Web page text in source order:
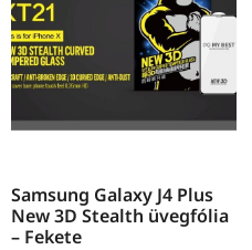
Samsung Galaxy J4 Plus
New 3D Stealth üvegfólia
– Fekete